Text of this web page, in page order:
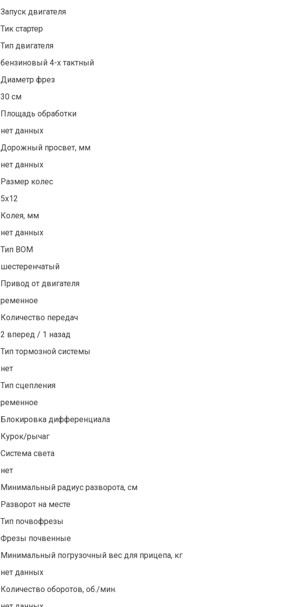
Запуск двигателя
Тик стартер
Тип двигателя
бензиновый 4-х тактный
Диаметр фрез
30 см
Площадь обработки
нет данных
Дорожный просвет, мм
нет данных
Размер колес
5х12
Колея, мм
нет данных
Тип BOM
шестеренчатый
Привод от двигателя
ременное
Количество передач
2 вперед / 1 назад
Тип тормозной системы
нет
Тип сцепления
ременное
Блокировка дифференциала
Курок/рычаг
Система света
нет
Минимальный радиус разворота, см
Разворот на месте
Тип почвофрезы
Фрезы почвенные
Минимальный погрузочный вес для прицепа, кг
нет данных
Количество оборотов, об./мин.